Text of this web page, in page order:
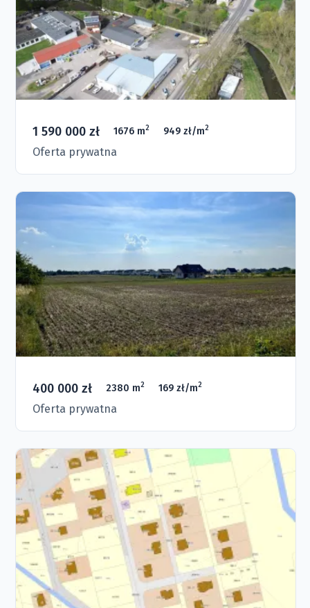
1 590 000 zł 1676 m2 949 zł/m2
Oferta prywatna
400 000 zł 2380 m2 169 zł/m2
Oferta prywatna